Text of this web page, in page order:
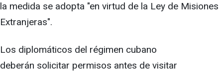
la medida se adopta "en virtud de la Ley de Misiones
Extranjeras".
Los diplomáticos del régimen cubano
deberán solicitar permisos antes de visitar